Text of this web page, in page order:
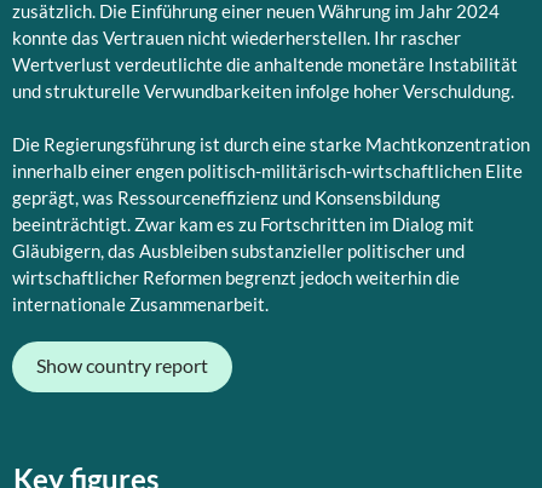
zusätzlich. Die Einführung einer neuen Währung im Jahr 2024
konnte das Vertrauen nicht wiederherstellen. Ihr rascher
Wertverlust verdeutlichte die anhaltende monetäre Instabilität
und strukturelle Verwundbarkeiten infolge hoher Verschuldung.
Die Regierungsführung ist durch eine starke Machtkonzentration
innerhalb einer engen politisch-militärisch-wirtschaftlichen Elite
geprägt, was Ressourceneffizienz und Konsensbildung
beeinträchtigt. Zwar kam es zu Fortschritten im Dialog mit
Gläubigern, das Ausbleiben substanzieller politischer und
wirtschaftlicher Reformen begrenzt jedoch weiterhin die
internationale Zusammenarbeit.
Show country report
Key figures